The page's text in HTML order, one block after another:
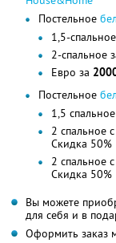
Постельное
1,5-
2-спальное
Евро за
Постельное
1,5
2 спальное
Скидка 50%
2 спальное
Скидка 50%
Вы можете
для себя и в
Оформить заказ